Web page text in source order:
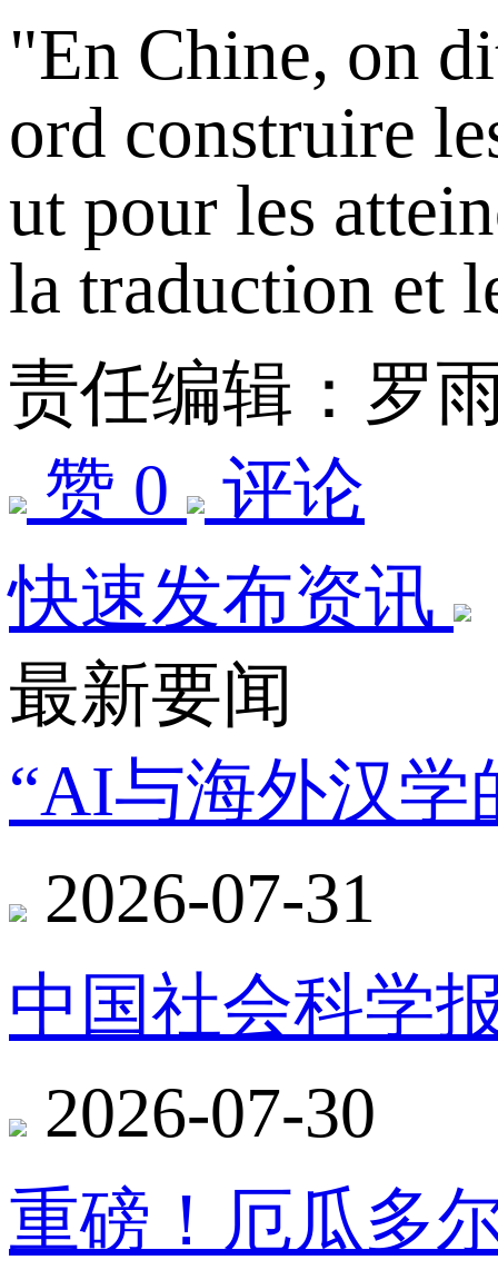
"En Chine, on
ord construire
ut pour les
la traduction et
责任编辑：罗
赞 0
评论
快速发布资讯
最新要闻
“AI与海外汉学
2026-07-31
中国社会科学
2026-07-30
重磅！厄瓜多